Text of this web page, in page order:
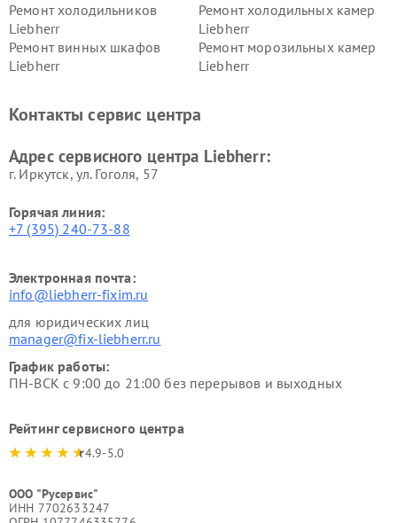
Ремонт холодильников
Liebherr
Ремонт холодильных камер
Liebherr
Ремонт винных шкафов
Liebherr
Ремонт морозильных камер
Liebherr
Контакты сервис центра
Адрес сервисного центра Liebherr:
г. Иркутск, ул. ​Гоголя, 57
Горячая линия:
+7 (395) 240-73-88
Электронная почта:
info@liebherr-fixim.ru
для юридических лиц
manager@fix-liebherr.ru
График работы:
ПН-ВСК с 9:00 до 21:00 без перерывов и выходных
Рейтинг сервисного центра
4.9-5.0
ООО "Русервис"
ИНН 7702633247